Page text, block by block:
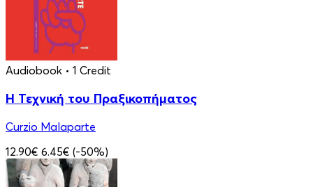
Audiobook • 1 Credit
Η Τεχνική του Πραξικοπήματος
Curzio Malaparte
12.90€ 6.45€ (-50%)